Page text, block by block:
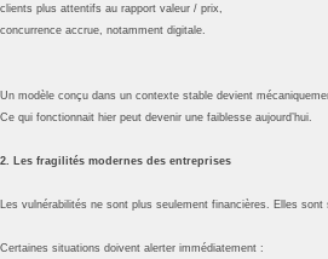
clients plus attentifs au rapport valeur / prix,
concurrence accrue, notamment digitale.
Un modèle conçu dans un contexte stable devient
Ce qui fonctionnait hier peut devenir une faiblesse aujourd’hui.
2. Les fragilités modernes des entreprises
Les vulnérabilités ne sont plus seulement financières. Elles
Certaines situations doivent alerter immédiatement :